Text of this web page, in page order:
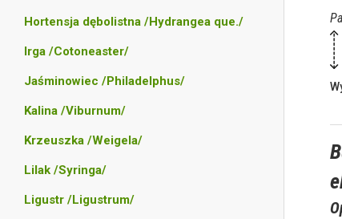
Hortensja dębolistna /Hydrangea que./
Irga /Cotoneaster/
Jaśminowiec /Philadelphus/
Kalina /Viburnum/
Krzeuszka /Weigela/
Lilak /Syringa/
Ligustr /Ligustrum/